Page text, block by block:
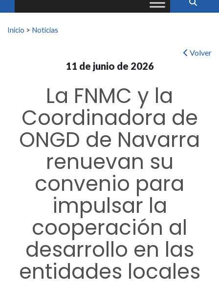
Buscar:
Inicio > Noticias
Volver
11 de junio de 2026
La FNMC y la
Coordinadora de
ONGD de Navarra
renuevan su
convenio para
impulsar la
cooperación al
desarrollo en las
entidades locales